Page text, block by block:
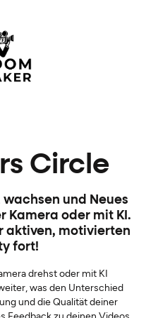
Circle
und Neues
Kamera oder mit KI.
aktiven, motivierten
fort!
drehst oder mit KI
was den Unterschied
und die Qualität deiner
Feedback zu deinen Videos,